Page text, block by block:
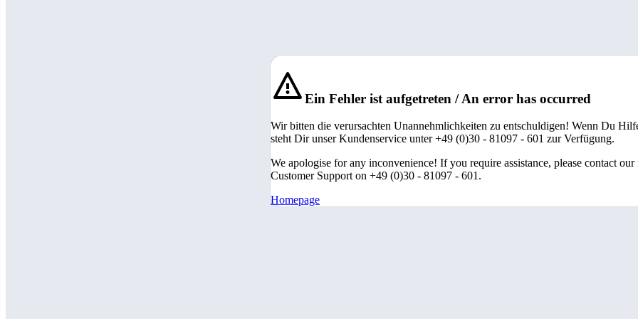
Ein Fehler ist aufgetreten / An error has occurred
Wir bitten die verursachten Unannehmlichkeiten zu entschuldigen! Wenn Du
steht Dir unser Kundenservice unter +49 (0)30 - 81097 - 601 zur Verfügung.
We apologise for any inconvenience! If you require assistance, please contact our
Customer Support on +49 (0)30 - 81097 - 601.
Homepage